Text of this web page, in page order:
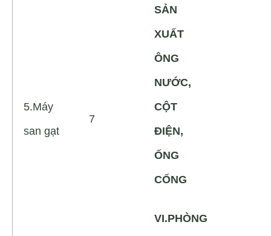
SẢN
XUẤT
ÔNG
NƯỚC,
CỘT
ĐIỆN,
ỐNG
CỐNG
5.Máy
san gạt
7
VI.PHÒNG